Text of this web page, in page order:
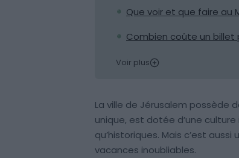
Que voir et que faire au
Combien coûte un billet
Voir plus
La ville de Jérusalem possède
unique, est dotée d’une
qu’historiques. Mais c’est
vacances inoubliables.